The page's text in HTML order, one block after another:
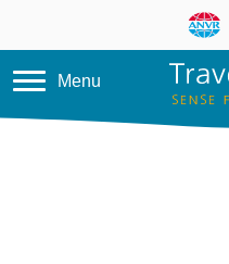
Menu